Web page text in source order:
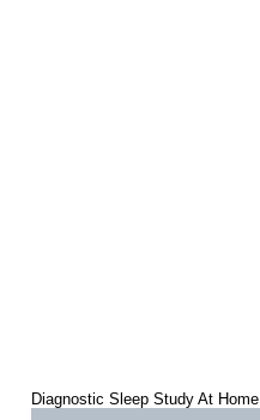
Diagnostic Sleep Study At Home